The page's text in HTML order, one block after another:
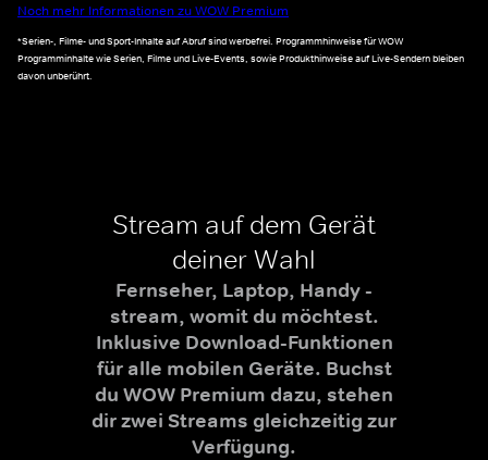
Noch mehr Informationen zu WOW Premium
*Serien-, Filme- und Sport-Inhalte auf Abruf sind werbefrei. Programmhinweise für WOW
Programminhalte wie Serien, Filme und Live-Events, sowie Produkthinweise auf Live-Sendern bleiben
davon unberührt.
Stream auf dem Gerät
deiner Wahl
Fernseher, Laptop, Handy -
stream, womit du möchtest.
Inklusive Download-Funktionen
für alle mobilen Geräte. Buchst
du WOW Premium dazu, stehen
dir zwei Streams gleichzeitig zur
Verfügung.